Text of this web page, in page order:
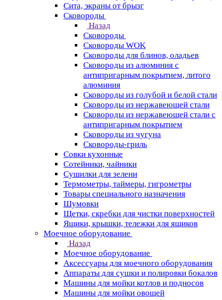
Сита, экраны от брызг
Сковороды
Назад
Сковороды
Сковороды WOK
Сковороды для блинов, оладьев
Сковороды из алюминия с
антипригарным покрытием, литого
алюминия
Сковороды из голубой и белой стали
Сковороды из нержавеющей стали
Сковороды из нержавеющей стали с
антипригарным покрытием
Сковороды из чугуна
Сковороды-гриль
Совки кухонные
Сотейники, чайники
Сушилки для зелени
Термометры, таймеры, гигрометры
Товары специального назначения
Шумовки
Щетки, скребки для чистки поверхностей
Ящики, крышки, тележки для ящиков
Моечное оборудование
Назад
Моечное оборудование
Аксессуары для моечного оборудования
Аппараты для сушки и полировки бокалов
Машины для мойки котлов и подносов
Машины для мойки овощей